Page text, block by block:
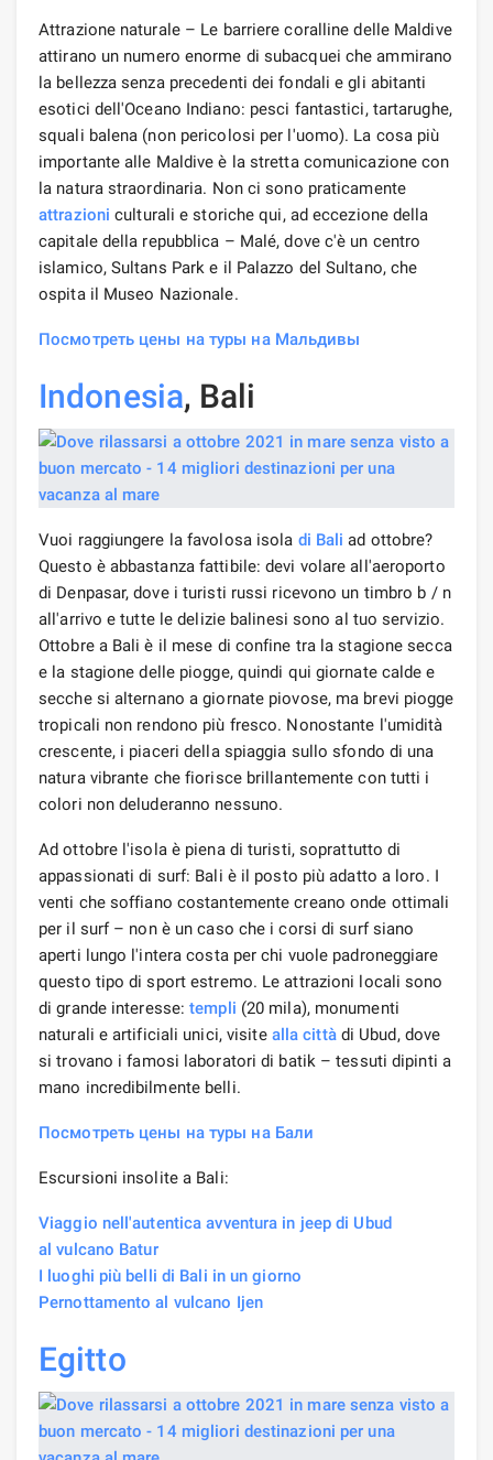
Attrazione naturale – Le barriere coralline delle Maldive
attirano un numero enorme di subacquei che ammirano
la bellezza senza precedenti dei fondali e gli abitanti
esotici dell'Oceano Indiano: pesci fantastici, tartarughe,
squali balena (non pericolosi per l'uomo). La cosa più
importante alle Maldive è la stretta comunicazione con
la natura straordinaria. Non ci sono praticamente
attrazioni culturali e storiche qui, ad eccezione della
capitale della repubblica – Malé, dove c'è un centro
islamico, Sultans Park e il Palazzo del Sultano, che
ospita il Museo Nazionale.
Посмотреть цены на туры на Мальдивы
Indonesia, Bali
Vuoi raggiungere la favolosa isola di Bali ad ottobre?
Questo è abbastanza fattibile: devi volare all'aeroporto
di Denpasar, dove i turisti russi ricevono un timbro b / n
all'arrivo e tutte le delizie balinesi sono al tuo servizio.
Ottobre a Bali è il mese di confine tra la stagione secca
e la stagione delle piogge, quindi qui giornate calde e
secche si alternano a giornate piovose, ma brevi piogge
tropicali non rendono più fresco. Nonostante l'umidità
crescente, i piaceri della spiaggia sullo sfondo di una
natura vibrante che fiorisce brillantemente con tutti i
colori non deluderanno nessuno.
Ad ottobre l'isola è piena di turisti, soprattutto di
appassionati di surf: Bali è il posto più adatto a loro. I
venti che soffiano costantemente creano onde ottimali
per il surf – non è un caso che i corsi di surf siano
aperti lungo l'intera costa per chi vuole padroneggiare
questo tipo di sport estremo. Le attrazioni locali sono
di grande interesse:templi (20 mila), monumenti
naturali e artificiali unici, visite alla cittàdi Ubud, dove
si trovano i famosi laboratori di batik – tessuti dipinti a
mano incredibilmente belli.
Посмотреть цены на туры на Бали
Escursioni insolite a Bali:
Viaggio nell'autentica avventura in jeep di Ubud
al vulcano Batur
I luoghi più belli di Bali in un giorno
Pernottamento al vulcano Ijen
Egitto